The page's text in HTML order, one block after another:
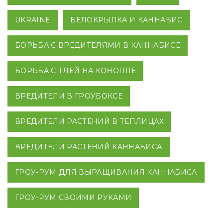
UKRAINE БЕЛОКРЫЛКА И КАННАБИС
БОРЬБА С ВРЕДИТЕЛЯМИ В КАННАБИСЕ
БОРЬБА С ТЛЕЙ НА КОНОПЛЕ
ВРЕДИТЕЛИ В ГРОУБОКСЕ
ВРЕДИТЕЛИ РАСТЕНИЙ В ТЕПЛИЦАХ
ВРЕДИТЕЛИ РАСТЕНИЙ КАННАБИСА
ГРОУ-РУМ ДЛЯ ВЫРАЩИВАНИЯ КАННАБИСА
ГРОУ-РУМ СВОИМИ РУКАМИ